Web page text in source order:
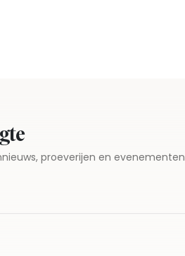
proeverijen en evenementen